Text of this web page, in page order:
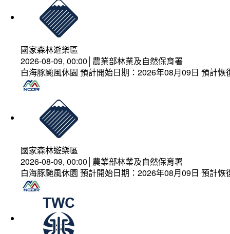
國家森林遊樂區
2026-08-09, 00:00│農業部林業及自然保育署
白海豚颱風休園 預計開始日期：2026年08月09日 預計
國家森林遊樂區
2026-08-09, 00:00│農業部林業及自然保育署
白海豚颱風休園 預計開始日期：2026年08月09日 預計